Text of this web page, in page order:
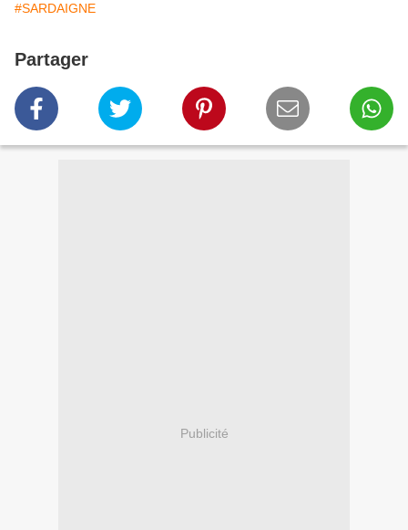
#SARDAIGNE
Partager
Publicité